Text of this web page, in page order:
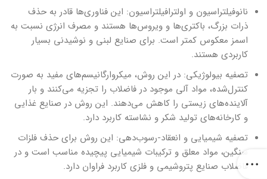
نانوفیلتراسیون و اولترافیلتراسیون: این فناوری‌ها قادر به حذف
ذرات بزرگ، باکتری‌ها و ویروس‌ها هستند و مصرف انرژی نسبت به
اسمز معکوس کمتر است. برای صنایع لبنی و نوشیدنی بسیار
کاربردی هستند.
تصفیه بیولوژیکی: در این روش، میکروارگانیسم‌های مفید به صورت
کنترل‌شده، مواد آلی موجود در فاضلاب را تجزیه می‌کنند و بار
آلاینده‌های زیستی را کاهش می‌دهند. این روش در صنایع غذایی
و کارخانه‌های تولید شکر و نشاسته کاربرد دارد.
تصفیه شیمیایی و انعقاد-رسوب‌دهی: این روش برای حذف فلزات
سنگین، مواد معلق و ترکیبات شیمیایی پیچیده مناسب است و در
فاضلاب صنایع پتروشیمی و فلزی کاربرد فراوان دارد.